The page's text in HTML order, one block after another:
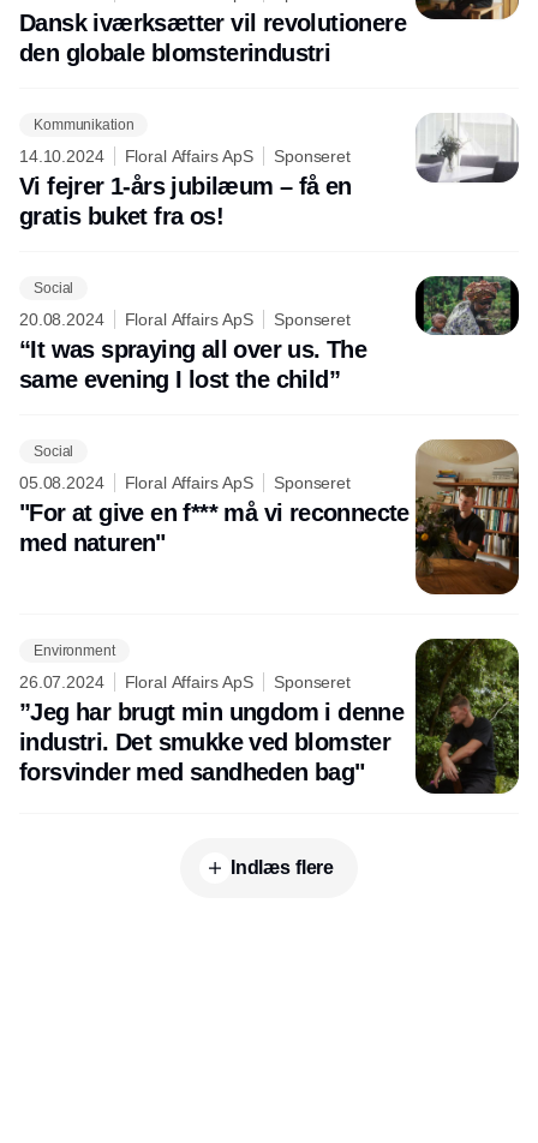
Dansk iværksætter vil revolutionere
den globale blomsterindustri
Kommunikation
14.10.2024 Floral Affairs ApS Sponseret
Vi fejrer 1-års jubilæum – få en
gratis buket fra os!
Social
20.08.2024 Floral Affairs ApS Sponseret
“It was spraying all over us. The
same evening I lost the child”
Social
05.08.2024 Floral Affairs ApS Sponseret
"For at give en f*** må vi reconnecte
med naturen"
Environment
26.07.2024 Floral Affairs ApS Sponseret
”Jeg har brugt min ungdom i denne
industri. Det smukke ved blomster
forsvinder med sandheden bag"
Indlæs flere